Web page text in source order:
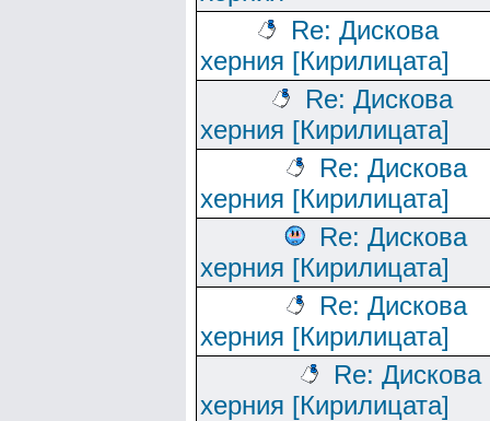
Re: Дискова
херния [Кирилицата]
Re: Дискова
херния [Кирилицата]
Re: Дискова
херния [Кирилицата]
Re: Дискова
херния [Кирилицата]
Re: Дискова
херния [Кирилицата]
Re: Дискова
херния [Кирилицата]